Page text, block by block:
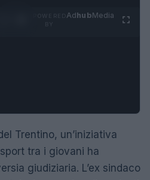
AdhubMedia
Trentino, un’iniziativa
tra i giovani ha
giudiziaria. L’ex sindaco